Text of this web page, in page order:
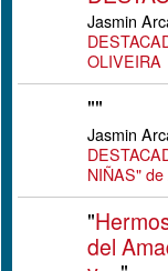
Jasmin
OLIVEIRA
""
Jasmin
NIÑAS"
"
del